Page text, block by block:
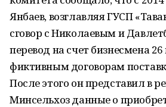
Янбаев, возглавляя ГУСП
сговор с Николаевым и
перевод на счет бизнесмена
фиктивным договорам
После этого он представил в
Минсельхоз данные о